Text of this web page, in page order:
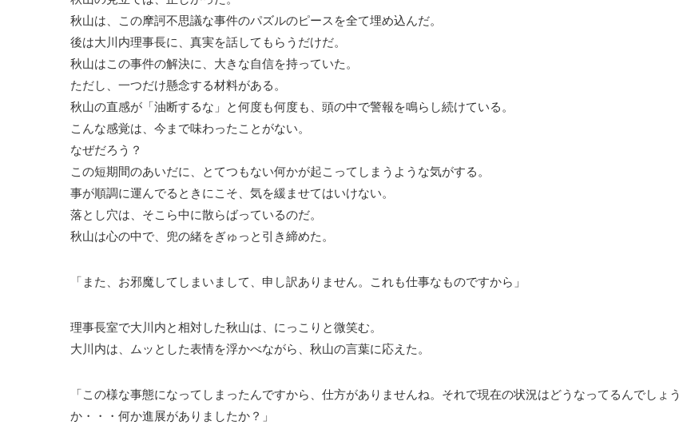
秋山は、この摩訶不思議な事件のパズルのピースを全て埋め込んだ。
後は大川内理事長に、真実を話してもらうだけだ。
秋山はこの事件の解決に、大きな自信を持っていた。
ただし、一つだけ懸念する材料がある。
秋山の直感が「油断するな」と何度も何度も、頭の中で警報を鳴らし続けている。
こんな感覚は、今まで味わったことがない。
なぜだろう？
この短期間のあいだに、とてつもない何かが起こってしまうような気がする。
事が順調に運んでるときにこそ、気を緩ませてはいけない。
落とし穴は、そこら中に散らばっているのだ。
秋山は心の中で、兜の緒をぎゅっと引き締めた。
「また、お邪魔してしまいまして、申し訳ありません。これも仕事なものですから」
理事長室で大川内と相対した秋山は、にっこりと微笑む。
大川内は、ムッとした表情を浮かべながら、秋山の言葉に応えた。
「この様な事態になってしまったんですから、仕方がありませんね。それで現在の状況はどうなってるんでしょう
か・・・何か進展がありましたか？」